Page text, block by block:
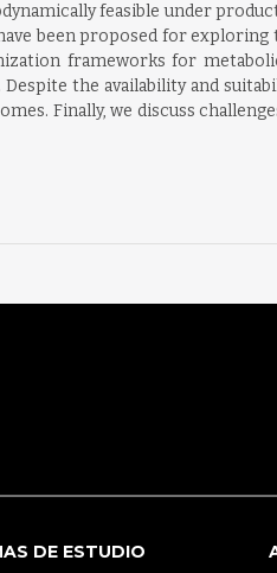
feasible under
been proposed for
frameworks for
the availability and
Finally, we discuss
DE ESTUDIO